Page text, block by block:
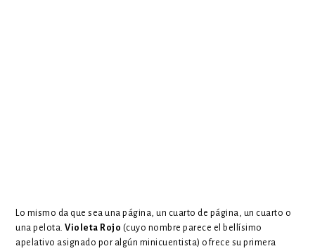
Lo mismo da que sea una página, un cuarto de página, un cuarto o
una pelota.Violeta Rojo (cuyo nombre parece el bellísimo
apelativo asignado por algún minicuentista) ofrece su primera